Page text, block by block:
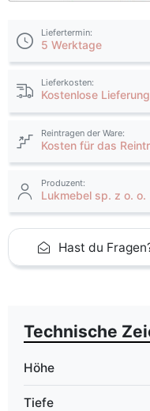
Liefertermin:
5 Werktage
Lieferkosten:
Kostenlose
Reintragen der Ware:
Kosten für das
Produzent:
Lukmebel sp. z o. o.
Hast du
Technische
Höhe
Tiefe